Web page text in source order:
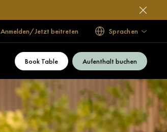
Anmelden/Jetzt beitreten Sprachen
Book Table Aufenthalt buchen